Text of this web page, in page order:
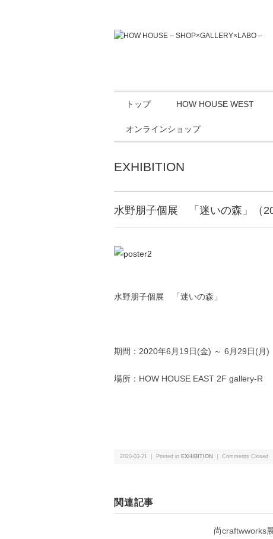
トップ HOW HOUSE WEST
オンラインショップ
EXHIBITION
水野朋子個展 「迷いの森」（
水野朋子個展 「迷いの森」
期間：2020年6月19日(金) ～ 6月29日(月)
場所：HOW HOUSE EAST 2F gallery-R
2020-03-21 ｜ Posted in EXHIBITION Comments Closed
関連記事
尚craftwworks